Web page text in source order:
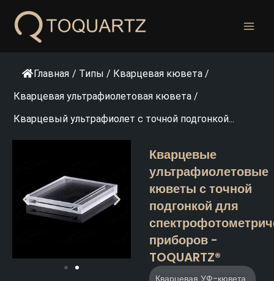
содержанию
Главная / Типы / Кварцевая кювета /
Кварцевая ультрафиолетовая кювета /
Кварцевый ультрафиолет с точной подгонкой...
Кварцевые
ультрафиолетовые
кюветы с точной
подгонкой для
приборов -
TOQUARTZ®